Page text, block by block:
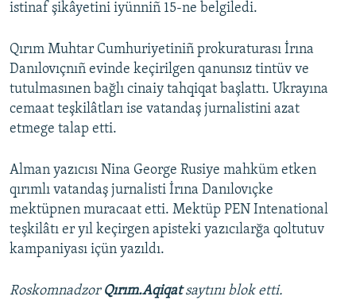
istinaf şikâyetini iyünniñ 15-ne belgiledi.
Qırım Muhtar Cumhuriyetiniñ prokuraturası İrına
Danılovıçnıñ evinde keçirilgen qanunsız tintüv ve
tutulmasınen bağlı cinaiy tahqiqat başlattı. Ukrayına
cemaat teşkilâtları ise vatandaş jurnalistini azat
etmege talap etti.
Alman yazıcısı Nina George Rusiye mahküm etken
qırımlı vatandaş jurnalisti İrına Danılovıçke
mektüpnen muracaat etti. Mektüp PEN Intenational
teşkilâtı er yıl keçirgen apisteki yazıcılarğa qoltutuv
kampaniyası içün yazıldı.
Roskomnadzor Qırım.Aqiqatsaytını blok etti.